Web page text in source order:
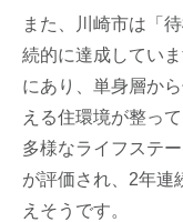
また、川崎市は「
続的に達成してい
にあり、単身層か
える住環境が整って
多様なライフステ
が評価され、2年連
えそうです。